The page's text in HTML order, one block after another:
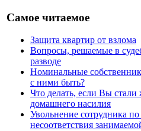
Самое читаемое
Защита квартир от взлома
Вопросы, решаемые в
разводе
Номинальные
с ними быть?
Что делать, если Вы стали
домашнего насилия
Увольнение сотрудника
несоответствия